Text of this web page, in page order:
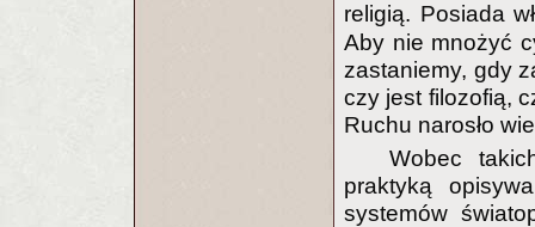
religią. Posiada
Aby nie mnożyć
zastaniemy, gdy
czy jest filozofią,
Ruchu narosło
Wobec
praktyką
systemów